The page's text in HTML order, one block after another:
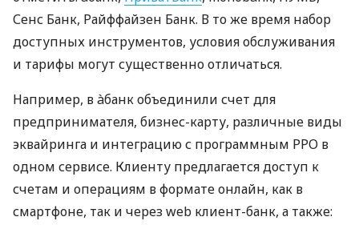
Сенс Банк, Райффайзен Банк. В то же время набор
доступных инструментов, условия обслуживания
и тарифы могут существенно отличаться.
Например, в àбанк объединили счет для
предпринимателя, бизнес-карту, различные виды
эквайринга и интеграцию с программным РРО в
одном сервисе. Клиенту предлагается доступ к
счетам и операциям в формате онлайн, как в
смартфоне, так и через web клиент-банк, а также: